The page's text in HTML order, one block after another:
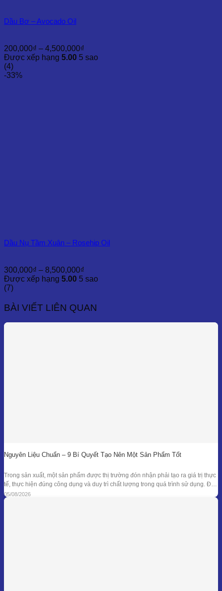
Dầu Bơ – Avocado Oil
200,000₫ – 4,500,000₫
giá:
Được xếp hạng 5.00 5 sao
(4)
-33%
Dầu Nụ Tầm Xuân – Rosehip Oil
300,000₫ – 8,500,000₫
giá:
đến
Được xếp hạng 5.00 5 sao
(7)
BÀI VIẾT LIÊN QUAN
Nguyên Liệu Chuẩn – 9 Bí Quyết Tạo Nên Một Sản Phẩm Tốt
Trong sản xuất, một sản phẩm được thị trường đón nhận phải tạo ra giá trị thực
tế, thực hiện đúng công dụng và duy trì chất lượng trong quá trình sử dụng. Để
đạt được kết quả đó, doanh nghiệp cần kiểm soát đồng bộ từ mục tiêu nghiên
cứu, nguyên liệu, công thức
05/08/2026